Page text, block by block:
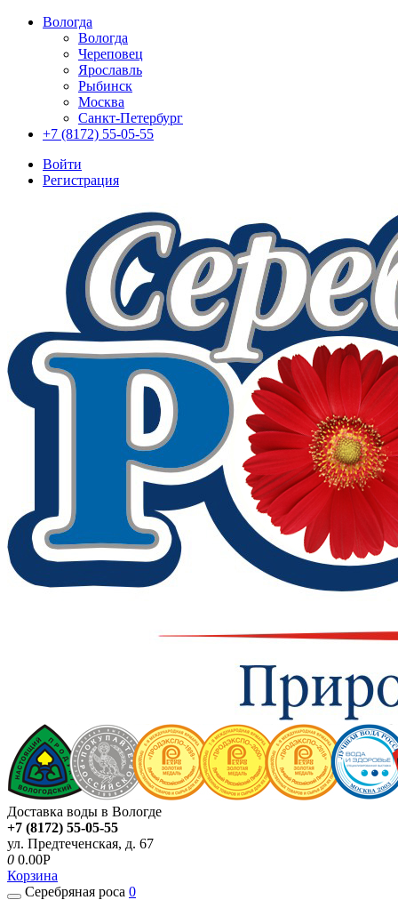
Вологда
Вологда
Череповец
Ярославль
Рыбинск
Москва
Санкт-Петербург
+7 (8172) 55-05-55
Войти
Регистрация
Доставка воды в Вологде
+7 (8172) 55-05-55
ул. Предтеченская, д. 67
0 0.00P
Корзина
Серебряная роса 0